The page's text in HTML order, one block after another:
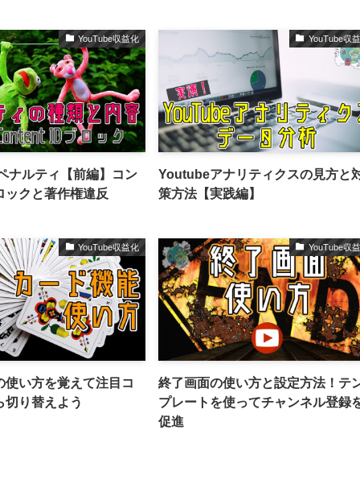
YouTube収益化
ナルティ【前編】コン
ックと著作権違反
YouTube収
Youtubeアナリティクスの見方と
策方法【実践編】
YouTube収益化
使い方を覚えて注目コ
切り替えよう
YouTube収
終了画面の使い方と設定方法！テ
プレートを使ってチャンネル登録
促進